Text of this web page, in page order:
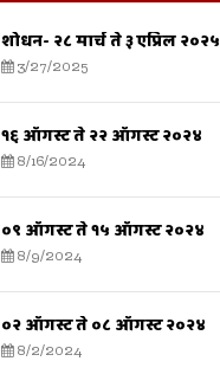
शोधन- २८ मार्च ते ३ एप्रिल २०२५
3/27/2025
१६ ऑगस्ट ते २२ ऑगस्ट २०२४
8/16/2024
०९ ऑगस्ट ते १५ ऑगस्ट २०२४
8/9/2024
०२ ऑगस्ट ते ०८ ऑगस्ट २०२४
8/2/2024